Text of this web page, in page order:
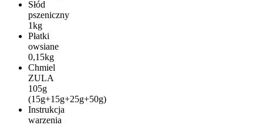
Słód
pszeniczny
1kg
Płatki
owsiane
0,15kg
Chmiel
ZULA
105g
(15g+15g+25g+50g)
Instrukcja
warzenia